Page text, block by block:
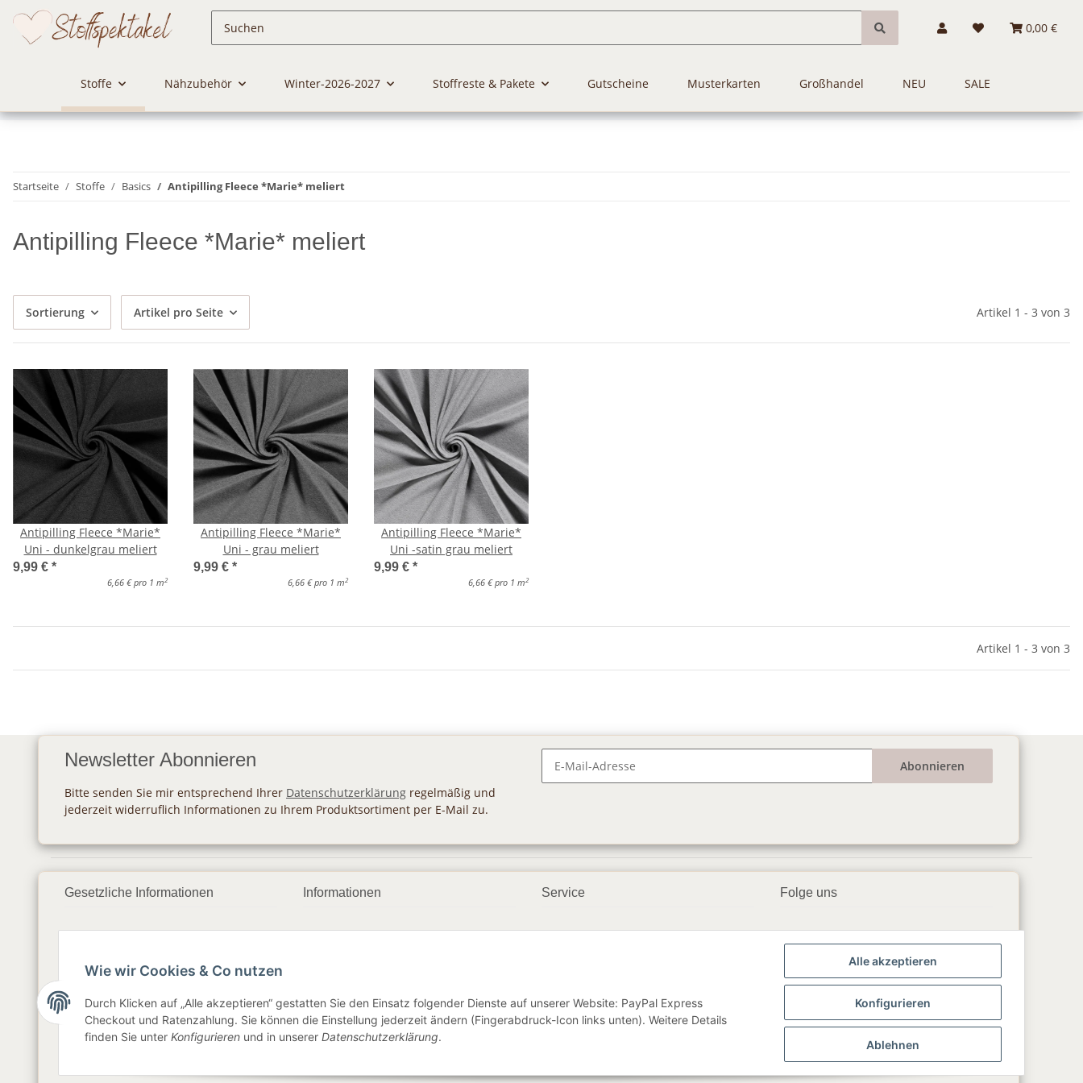
0,00 €
Stoffe Nähzubehör Winter-2026-2027 Stoffreste & Pakete Gutscheine Musterkarten Großhandel NEU SALE
Startseite Stoffe Basics Antipilling Fleece *Marie* meliert
Antipilling Fleece *Marie* meliert
Sortierung Artikel pro Seite Artikel 1 - 3 von 3
Antipilling Fleece *Marie*
Uni - dunkelgrau meliert
9,99 € *
6,66 € pro 1 m2
Antipilling Fleece *Marie*
Uni - grau meliert
9,99 € *
6,66 € pro 1 m2
Antipilling Fleece *Marie*
Uni -satin grau meliert
9,99 € *
6,66 € pro 1 m2
Artikel 1 - 3 von 3
Newsletter Abonnieren
Bitte senden Sie mir entsprechend Ihrer Datenschutzerklärung regelmäßig und
jederzeit widerruflich Informationen zu Ihrem Produktsortiment per E-Mail zu.
Abonnieren
Gesetzliche Informationen
Datenschutz
AGB
Sitemap
Impressum
Informationen
Zahlungsmöglichkeiten
Newsletter
Service
Geschenkgutscheine
Folge uns
▶️ YouTube
📘 Facebook
📸 Instagram
🎵 TikTok
Wie wir Cookies & Co nutzen
Durch Klicken auf „Alle akzeptieren“ gestatten Sie den Einsatz folgender Dienste auf unserer Website: PayPal Express
Checkout und Ratenzahlung. Sie können die Einstellung jederzeit ändern (Fingerabdruck-Icon links unten). Weitere Details
finden Sie unter Konfigurieren und in unserer Datenschutzerklärung.
Alle akzeptieren
Konfigurieren
Ablehnen